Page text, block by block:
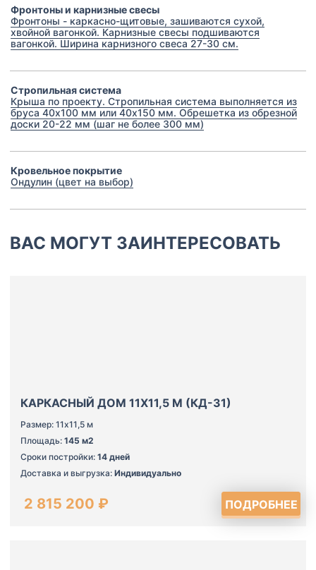
Фронтоны и карнизные свесы
Фронтоны - каркасно-щитовые, зашиваются сухой,
хвойной вагонкой. Карнизные свесы подшиваются
вагонкой. Ширина карнизного свеса 27-30 см.
Стропильная система
Крыша по проекту. Стропильная система выполняется из
бруса 40х100 мм или 40х150 мм. Обрешетка из обрезной
доски 20-22 мм (шаг не более 300 мм)
Кровельное покрытие
Ондулин (цвет на выбор)
ВАС МОГУТ ЗАИНТЕРЕСОВАТЬ
КАРКАСНЫЙ ДОМ 11Х11,5 М (КД-31)
Размер: 11х11,5 м
Площадь: 145 м2
Сроки постройки: 14 дней
Доставка и выгрузка: Индивидуально
2 815 200 ₽ ПОДРОБНЕЕ